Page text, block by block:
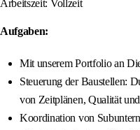
Arbeitszeit: Vollzeit
Aufgaben:
Mit unserem Portfolio an
Steuerung der Baustellen:
von Zeitplänen, Qualität
Koordination von